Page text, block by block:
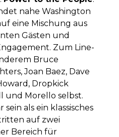
nahe Washington
eine Mischung aus
Gästen und
Zum Line-
Bruce
Joan Baez, Dave
Dropkick
und Morello selbst.
sein als ein klassisches
auf zwei
Bereich für